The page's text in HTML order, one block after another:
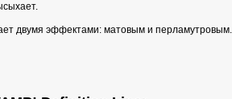
двумя эффектами: матовым и перламутровым.